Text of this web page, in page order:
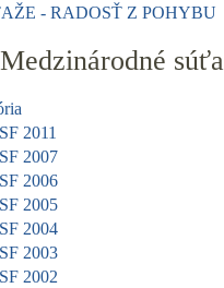
- RADOSŤ Z POHYBU
Medzinárodné
2011
2007
2006
2005
2004
2003
2002